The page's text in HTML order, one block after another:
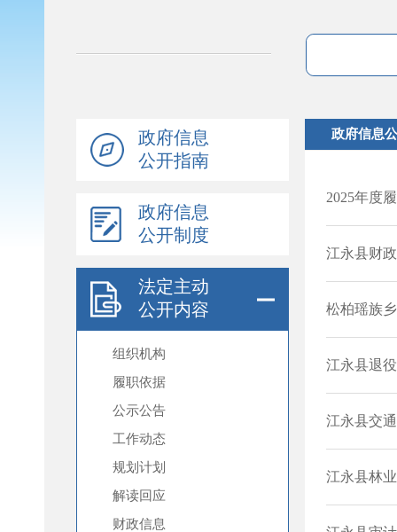
政府信息
公开指南
政府信息
公开制度
法定主动
公开内容
组织机构
履职依据
公示公告
工作动态
规划计划
解读回应
财政信息